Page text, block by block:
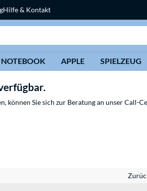
Hilfe & Kontakt
NOTEBOOK APPLE SPIELZEUG
können Sie sich zur Beratung an unser Call-